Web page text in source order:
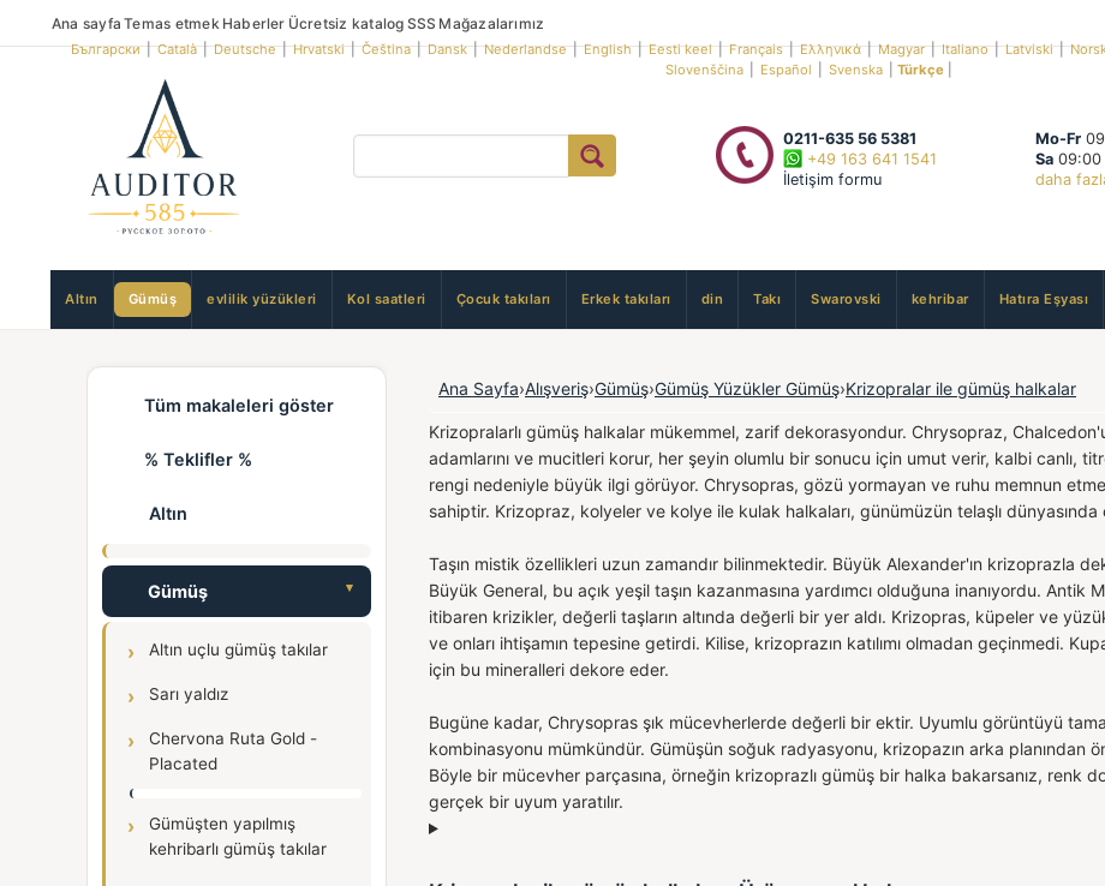
Ana sayfa Temas etmek Haberler Ücretsiz katalog SSS Mağazalarımız
Български|Català|Deutsche|Hrvatski|Čeština|Dansk|Nederlandse|English|Eesti keel|Français|Ελληνικά|Magyar|Italiano|Latviski|
Slovenščina
Español Svenska Türkçe|
0211-635 56 5381
+49 163 641 1541
İletişim formu
Mo-Fr
Sa09:00
daha
Altın Gümüş evlilik yüzükleri Kol saatleri Çocuk takıları Erkek takıları din Takı Swarovski kehribar Hatıra Eşyası
Tüm makaleleri göster
% Teklifler %
Altın
Gümüş
Altın uçlu gümüş takılar
Sarı yaldız
Chervona Ruta Gold -
Placated
Gümüşten yapılmış
kehribarlı gümüş takılar
Ana Sayfa›Alışveriş›Gümüş›Gümüş Yüzükler Gümüş›Krizopralar ile gümüş halkalar
Krizopralarlı gümüş halkalar mükemmel, zarif dekorasyondur. Chrysopraz,
adamlarını ve mucitleri korur, her şeyin olumlu bir sonucu için umut verir, kalbi canlı,
rengi nedeniyle büyük ilgi görüyor. Chrysopras, gözü yormayan ve ruhu memnun
sahiptir. Krizopraz, kolyeler ve kolye ile kulak halkaları, günümüzün telaşlı
Taşın mistik özellikleri uzun zamandır bilinmektedir. Büyük Alexander'ın krizoprazla
Büyük General, bu açık yeşil taşın kazanmasına yardımcı olduğuna inanıyordu. Antik
itibaren krizikler, değerli taşların altında değerli bir yer aldı. Krizopras, küpeler ve
ve onları ihtişamın tepesine getirdi. Kilise, krizoprazın katılımı olmadan geçinmedi.
için bu mineralleri dekore eder.
Bugüne kadar, Chrysopras şık mücevherlerde değerli bir ektir. Uyumlu görüntüyü
kombinasyonu mümkündür. Gümüşün soğuk radyasyonu, krizopazın arka planından
Böyle bir mücevher parçasına, örneğin krizoprazlı gümüş bir halka bakarsanız, renk
gerçek bir uyum yaratılır.